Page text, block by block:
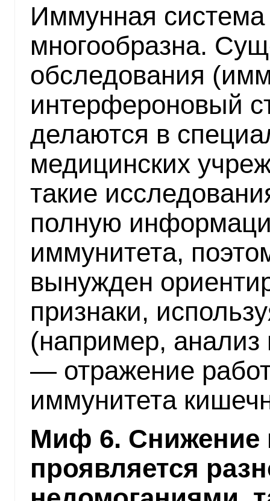
Иммунная
многообразна.
обследования
интерфероновый
делаются в
медицинских
такие
полную
иммунитета,
вынужден
признаки,
(например,
— отражение
иммунитета
Миф 6. Снижение
проявляется